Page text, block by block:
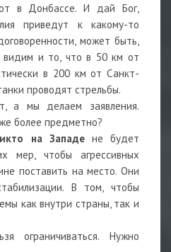
в Донбассе. И дай Бог,
приведут к какому-то
может быть,
и то, что в 50 км от
в 200 км от Санкт-
проводят стрельбы.
а мы делаем заявления.
более предметно?
на Западене будет
мер, чтобы агрессивных
поставить на место. Они
В том, чтобы
как внутри страны, так и
ограничиваться. Нужно